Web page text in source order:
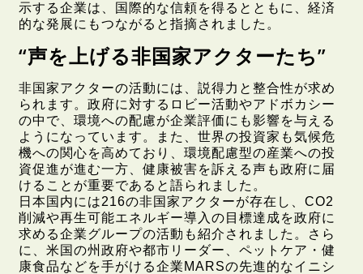
示する企業は、国際的な信頼を得るとともに、経済
的な発展にもつながると指摘されました。
“声を上げる非国家アクターたち”
非国家アクターの活動には、説得力と整合性が求め
られます。政府に対するロビー活動やアドボカシー
の中で、環境への配慮が企業評価にも影響を与える
ようになっています。また、世界の投資家も気候危
機への関心を高めており、環境配慮型の産業への投
資促進が進む一方、健康被害を訴える声も政府に届
けることが重要であると語られました。
日本国内には216の非国家アクターが存在し、CO2
削減や再生可能エネルギー導入の目標達成を政府に
求める企業グループの活動も紹介されました。さら
に、米国の州政府や都市リーダー、ペットケア・健
康食品などを手がける企業MARSの先進的なイニシ